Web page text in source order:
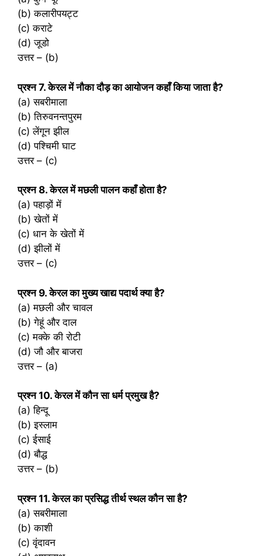
(b) कलारीपयट्ट
(c) कराटे
(d) जूडो
उत्तर – (b)
प्रश्‍न 7. केरल में नौका दौड़ का आयोजन कहाँ किया जाता है?
(a) सबरीमाला
(b) तिरुवनन्तपुरम
(c) लेंगून झील
(d) पश्चिमी घाट
उत्तर – (c)
प्रश्‍न 8. केरल में मछली पालन कहाँ होता है?
(a) पहाड़ों में
(b) खेतों में
(c) धान के खेतों में
(d) झीलों में
उत्तर – (c)
प्रश्‍न 9. केरल का मुख्य खाद्य पदार्थ क्या है?
(a) मछली और चावल
(b) गेहूं और दाल
(c) मक्के की रोटी
(d) जौ और बाजरा
उत्तर – (a)
प्रश्‍न 10. केरल में कौन सा धर्म प्रमुख है?
(a) हिन्दू
(b) इस्लाम
(c) ईसाई
(d) बौद्ध
उत्तर – (b)
प्रश्‍न 11. केरल का प्रसिद्ध तीर्थ स्थल कौन सा है?
(a) सबरीमाला
(b) काशी
(c) वृंदावन